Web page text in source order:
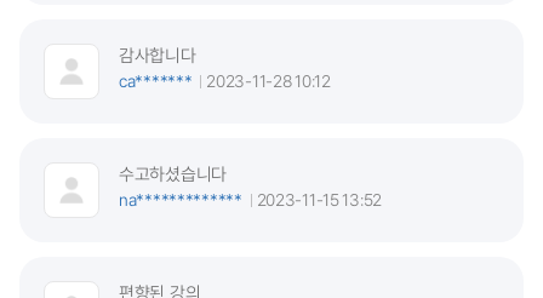
감사합니다
ca*******
2023-11-28 10:12
수고하셨습니다
na*************
2023-11-15 13:52
편향된 강의